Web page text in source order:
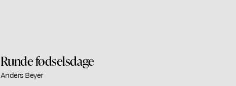
Runde fødselsdage
Anders Beyer